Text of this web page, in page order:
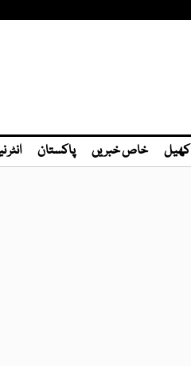
کھیل خاص خبریں پاکستان